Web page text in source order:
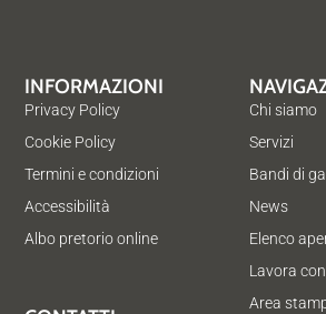
Chi siamo
Servizi
Bandi di
News
Elenco
Lavora
Area
INFORMAZIONI
Privacy Policy
Cookie Policy
Termini e condizioni
Accessibilità
Albo pretorio online